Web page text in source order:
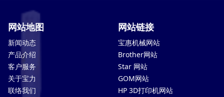
网站地图
新闻动态
产品介绍
客户服务
关于宝力
联络我们
网站链接
宝惠机械网站
Brother网站
Star 网站
GOM网站
HP 3D打印机网站